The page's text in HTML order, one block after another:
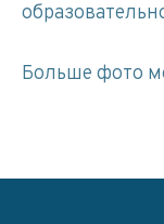
Больше фото